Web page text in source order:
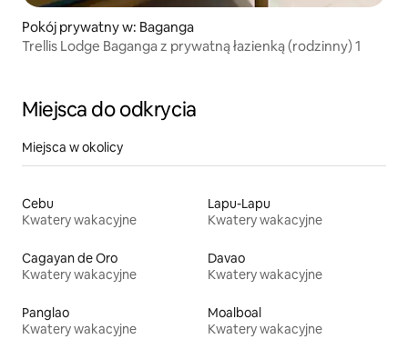
Pokój prywatny w: Baganga
Trellis Lodge Baganga z prywatną łazienką (rodzinny) 1
Miejsca do odkrycia
Miejsca w okolicy
Cebu
Kwatery wakacyjne
Lapu-Lapu
Kwatery wakacyjne
Cagayan de Oro
Kwatery wakacyjne
Davao
Kwatery wakacyjne
Panglao
Kwatery wakacyjne
Moalboal
Kwatery wakacyjne